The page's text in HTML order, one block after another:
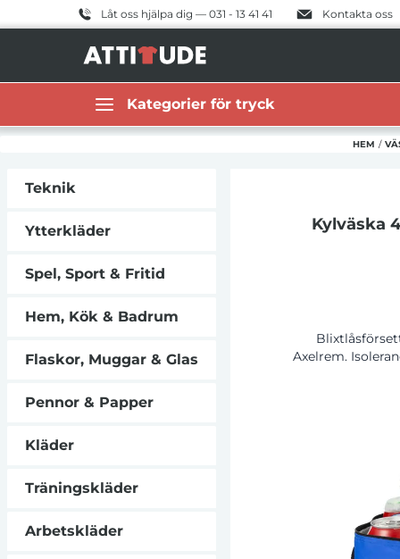
Låt oss hjälpa dig — 031 - 13 41 41 Kontakta oss
Kategorier för tryck
HEM /
Teknik
Ytterkläder
Spel, Sport & Fritid
Hem, Kök & Badrum
Flaskor, Muggar & Glas
Pennor & Papper
Kläder
Träningskläder
Arbetskläder
Kylväska
Axelrem.